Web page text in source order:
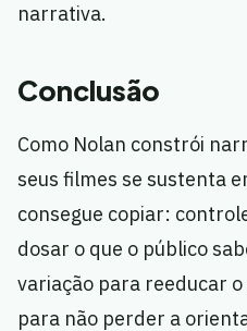
narrativa.
Conclusão
Como Nolan constrói
seus filmes se sustenta
consegue copiar:
dosar o que o público
variação para reeducar
para não perder a